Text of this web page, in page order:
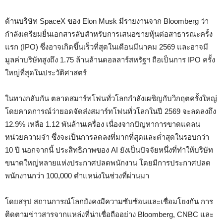
ด้านบริษัท SpaceX ของ Elon Musk มีรายงานจาก Bloomberg ว่า
กำลังเตรียมยื่นเอกสารลับสำหรับการเสนอขายหุ้นต่อสาธารณะครั้ง
แรก (IPO) ซึ่งอาจเกิดขึ้นเร็วที่สุดในเดือนมีนาคม 2569 และอาจมี
มูลค่าบริษัทสูงถึง 1.75 ล้านล้านดอลลาร์สหรัฐฯ ถือเป็นการ IPO ครั้ง
ใหญ่ที่สุดในประวัติศาสตร์
ในทางกลับกัน ตลาดสมาร์ทโฟนทั่วโลกกำลังเผชิญกับวิกฤตครั้งใหญ่
โดยคาดการณ์ว่ายอดจัดส่งสมาร์ทโฟนทั่วโลกในปี 2569 จะลดลงถึง
12.9% เหลือ 1.12 พันล้านเครื่อง เนื่องจากปัญหาการขาดแคลน
หน่วยความจำ ซึ่งจะเป็นการลดลงที่มากที่สุดและต่ำสุดในรอบกว่า
10 ปี นอกจากนี้ ประสิทธิภาพของ AI ยังเป็นปัจจัยหนึ่งที่ทำให้บริษัท
ขนาดใหญ่หลายแห่งประกาศปลดพนักงาน โดยมีการประกาศปลด
พนักงานกว่า 100,000 ตำแหน่งในช่วงที่ผ่านมา
โดยสรุป สถานการณ์โลกยังคงมีความซับซ้อนและเชื่อมโยงกัน การ
ติดตามข่าวสารจากแหล่งที่น่าเชื่อถืออย่าง Bloomberg, CNBC และ